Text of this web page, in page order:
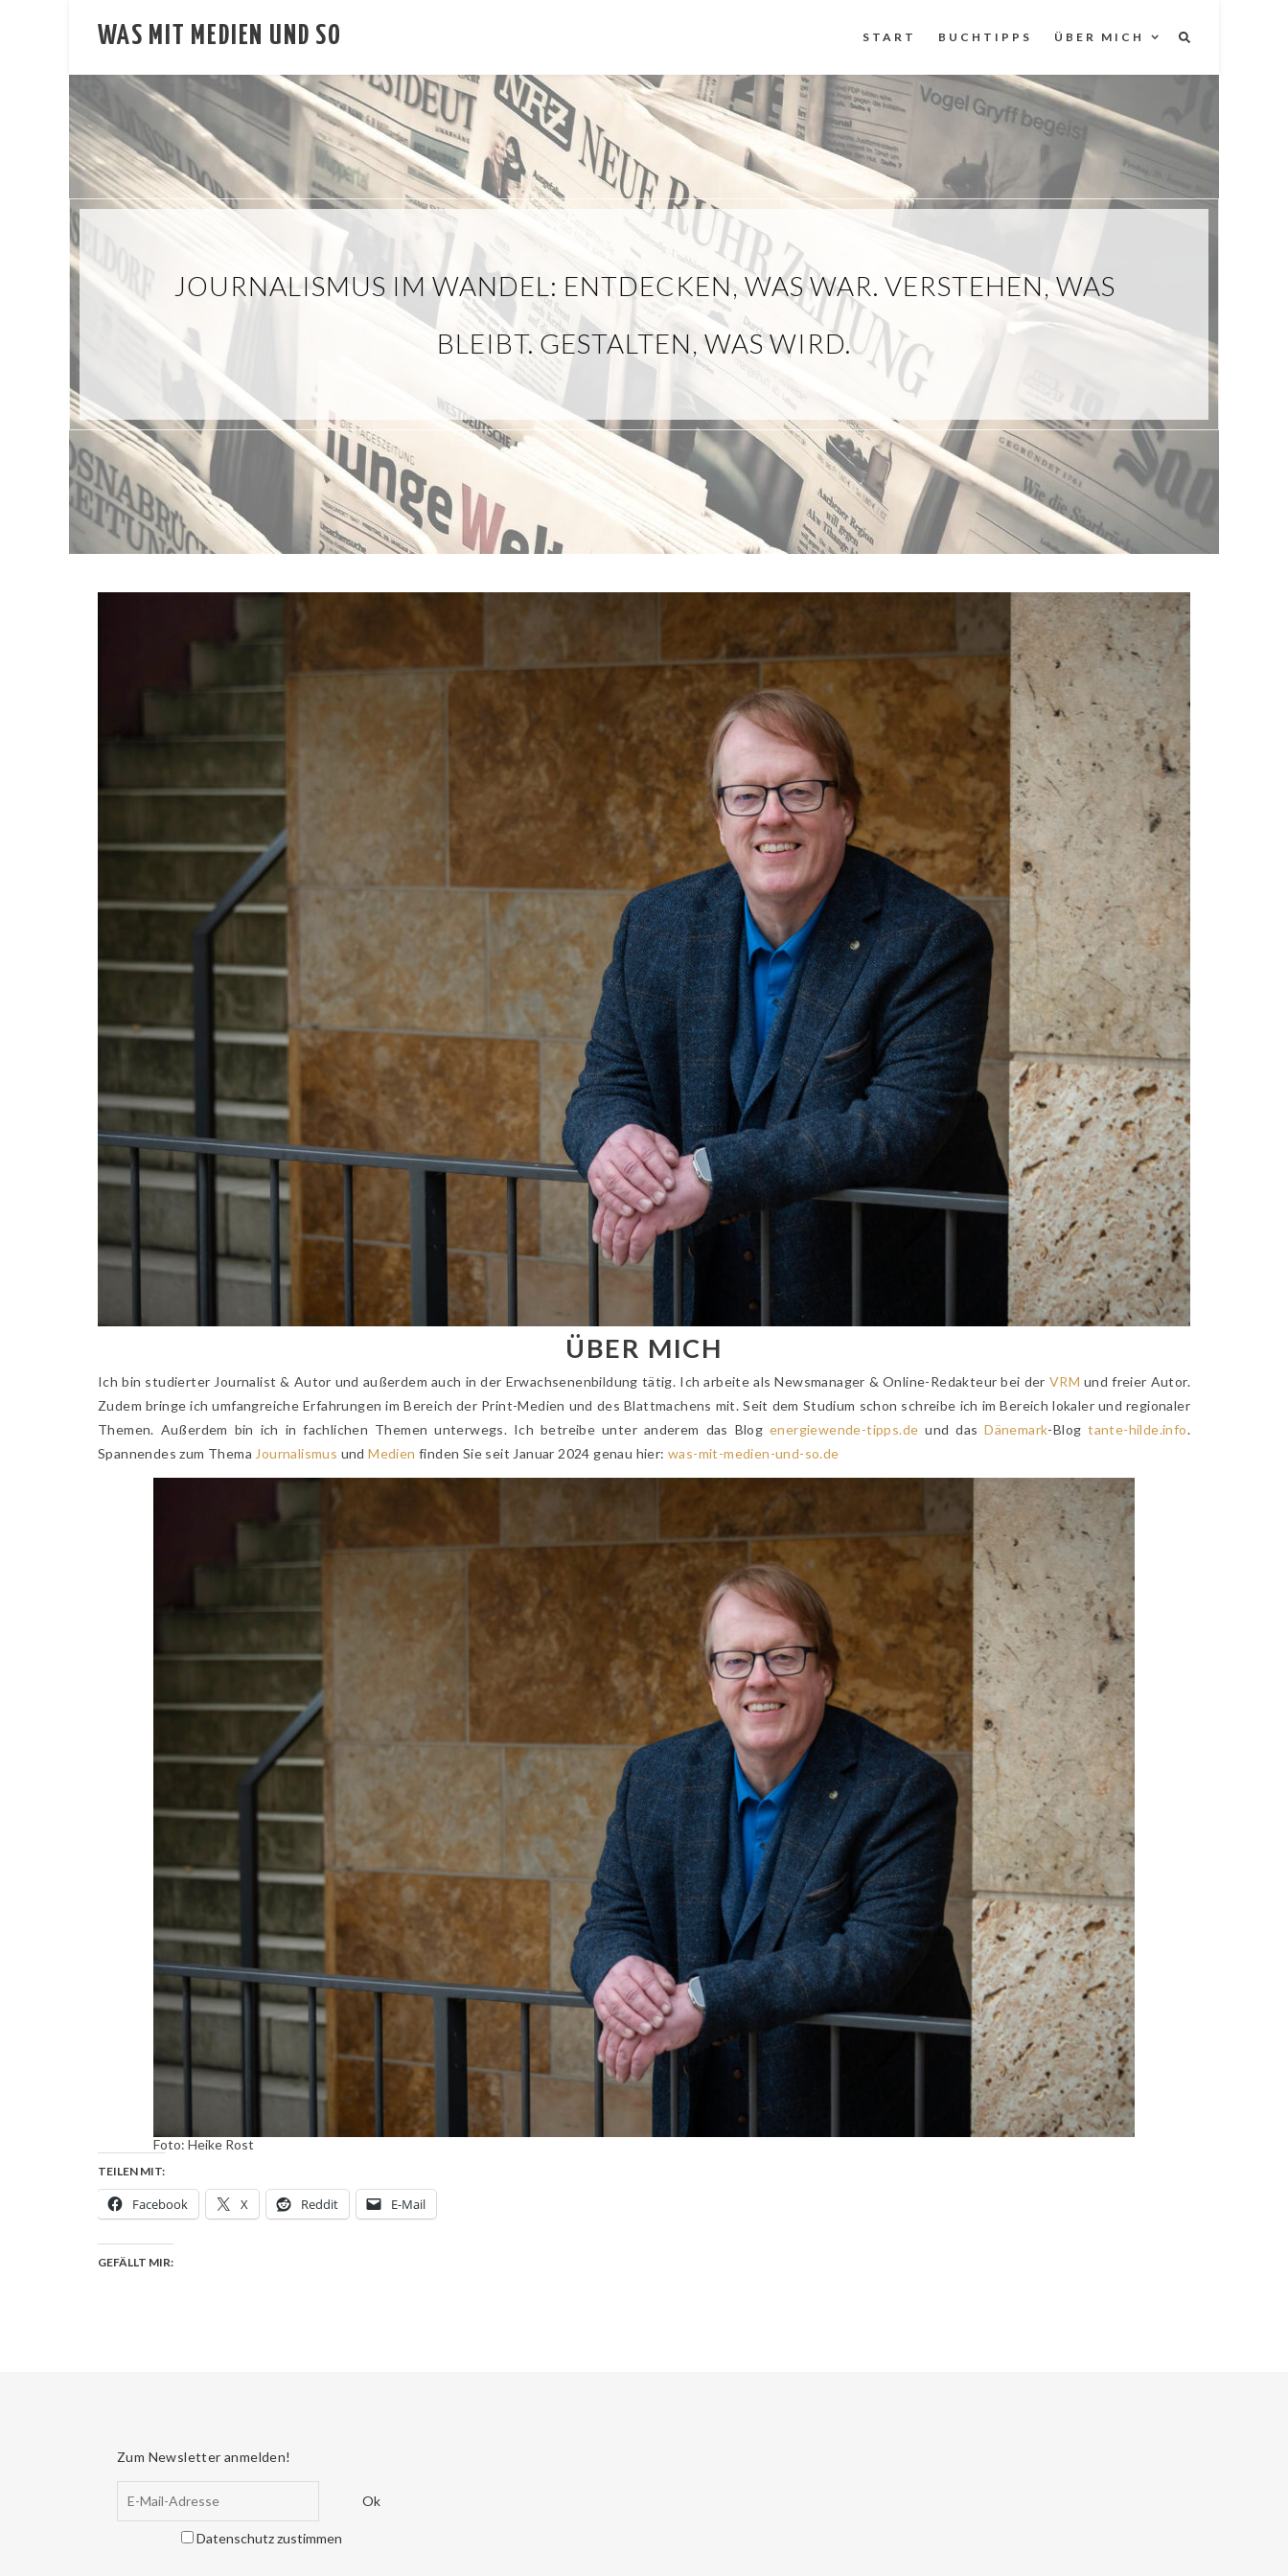
WAS MIT MEDIEN UND SO START BUCHTIPPS ÜBER MICH
JOURNALISMUS IM WANDEL: ENTDECKEN, WAS WAR. VERSTEHEN, WAS
BLEIBT. GESTALTEN, WAS WIRD.
ÜBER MICH
Ich bin studierter Journalist & Autor und außerdem auch in der Erwachsenenbildung tätig. Ich arbeite als Newsmanager & Online-Redakteur bei der VRM und freier Autor.
Zudem bringe ich umfangreiche Erfahrungen im Bereich der Print-Medien und des Blattmachens mit. Seit dem Studium schon schreibe ich im Bereich lokaler und regionaler
Themen. Außerdem bin ich in fachlichen Themen unterwegs. Ich betreibe unter anderem das Blog energiewende-tipps.de und dasDänemark-Blogtante-hilde.info.
Spannendes zum Thema Journalismus undMedien finden Sie seit Januar 2024 genau hier:was-mit-medien-und-so.de
Foto: Heike Rost
TEILEN MIT:
Facebook X Reddit E-Mail
GEFÄLLT MIR:
Zum Newsletter anmelden!
Datenschutz zustimmen